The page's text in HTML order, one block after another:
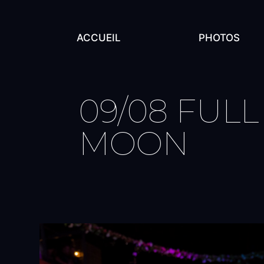
ACCUEIL PHOTOS
09/08 FULL
MOON